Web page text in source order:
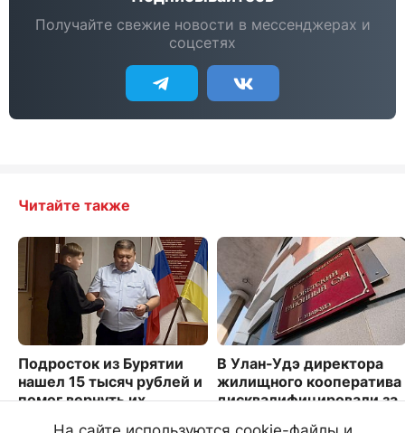
Получайте свежие новости в мессенджерах и
соцсетях
Читайте также
Подросток из Бурятии
нашел 15 тысяч рублей и
помог вернуть их
В Улан-Удэ директора
жилищного кооператива
дисквалифицировали за